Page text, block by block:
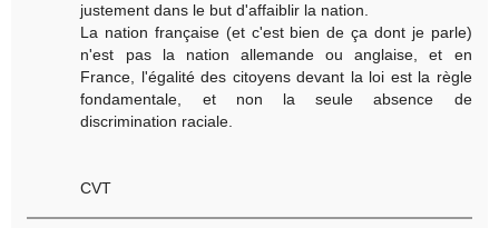
justement dans le but d'affaiblir la nation.
La nation française (et c'est bien de ça dont je parle)
n'est pas la nation allemande ou anglaise, et en
France, l'égalité des citoyens devant la loi est la règle
fondamentale, et non la seule absence de
discrimination raciale.
CVT